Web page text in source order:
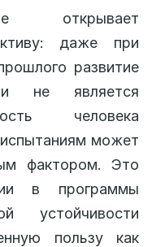
открывает
даже при
развитие
не является
человека
может
фактором. Это
в программы
устойчивости
пользу как